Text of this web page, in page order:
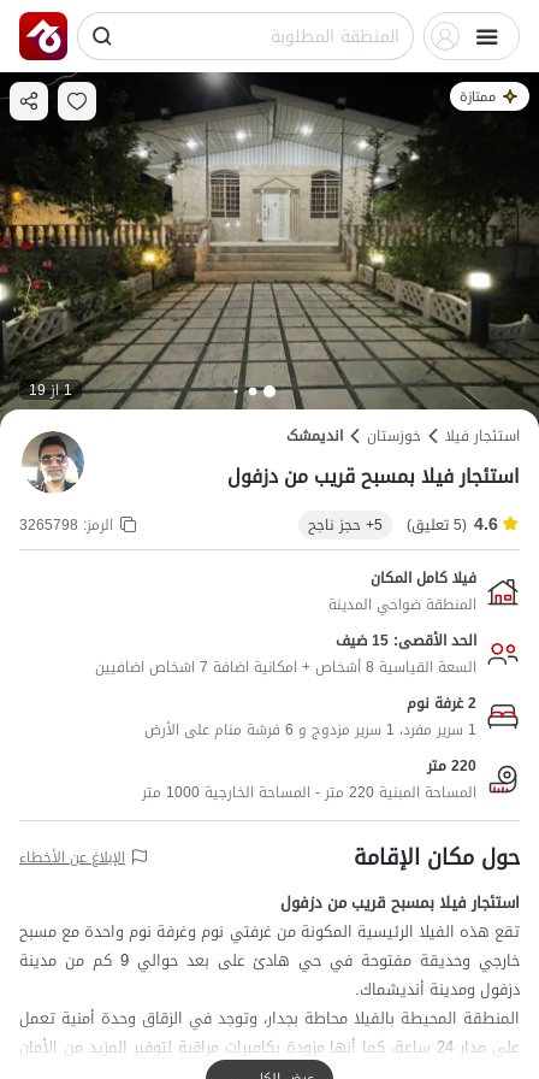
ممتازة
1 از 19
استئجار فيلا
خوزستان اندیمشک
استئجار فيلا بمسبح قريب من دزفول
4.6 (5 تعليق) 5+ حجز ناجح الرمز: 3265798
فيلا كامل المكان
المنطقة ضواحي المدينة
الحد الأقصى: 15 ضيف
السعة القياسية 8 أشخاص + امكانية اضافة 7 اشخاص اضافيين
2 غرفة نوم
1 سرير مفرد، 1 سرير مزدوج و 6 فرشة منام على الأرض
220 متر
المساحة المبنية 220 متر - المساحة الخارجية 1000 متر
حول مكان الإقامة الإبلاغ عن الأخطاء
استئجار فيلا بمسبح قريب من دزفول
تقع هذه الفيلا الرئيسية المكونة من غرفتي نوم وغرفة نوم واحدة مع مسبح
خارجي وحديقة مفتوحة في حي هادئ على بعد حوالي 9 كم من مدينة
دزفول ومدينة أنديشماك.
المنطقة المحيطة بالفيلا محاطة بجدار، وتوجد في الزقاق وحدة أمنية تعمل
على مدار 24 ساعة، كما أنها مزودة بكاميرات مراقبة لتوفير المزيد من الأمان